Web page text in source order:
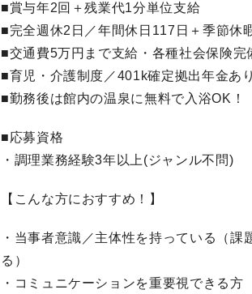
■賞与年2回＋残業代1分単位支給
■完全週休2日／年間休日117日＋季節休
■交通費5万円まで支給・各種社会保険完
■育児・介護制度／401k確定拠出年金あり
■勤務後は館内の温泉に無料で入浴OK！
■応募資格
・調理業務経験3年以上(ジャンル不問)
【こんな方におすすめ！】
・当事者意識／主体性を持っている（課
る）
・コミュニケーションを重要視できる方